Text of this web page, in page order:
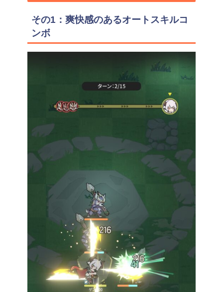
その1：爽快感のあるオートスキルコ
ンボ